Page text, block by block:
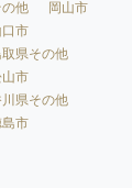
他
岡山市
口市
取県その他
市
県その他
市